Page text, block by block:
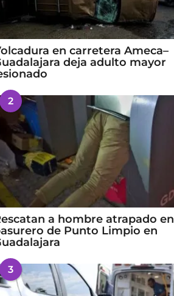
en carretera Ameca–
deja adulto mayor
2
a hombre atrapado en
de Punto Limpio en
3